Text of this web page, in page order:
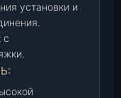
установки и
с